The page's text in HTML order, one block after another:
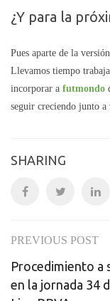
¿Y para la
Pues aparte de la
Llevamos tiempo
incorporar a futmondo
seguir creciendo junto
SHARING
Post
PREVIOUS POST
Procedimiento a
en la jornada 34